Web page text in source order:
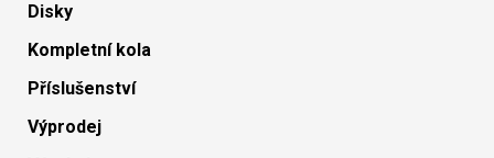
Disky
Kompletní kola
Příslušenství
Výprodej